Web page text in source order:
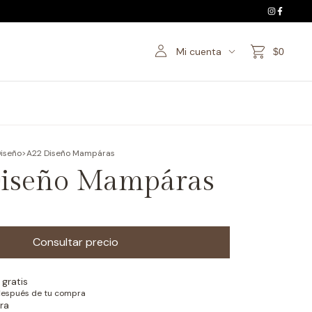
Mi cuenta $0
>A22 Diseño Mampáras
Mampáras
de tu compra